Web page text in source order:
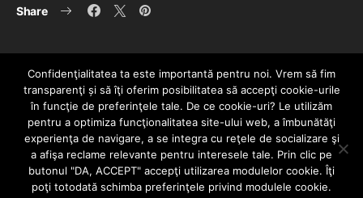
Share
HOME CONTACT POLITICĂ DE CONFIDENȚIALITATE
Since 2005 | Copyright by HIPHOPLIVE
Confidenţialitatea ta este importantă pentru noi. Vrem să fim
transparenţi și să îţi oferim posibilitatea să accepţi cookie-urile
în funcţie de preferinţele tale. De ce cookie-uri? Le utilizăm
pentru a optimiza funcţionalitatea site-ului web, a îmbunătăţi
experienţa de navigare, a se integra cu reţele de socializare şi
a afişa reclame relevante pentru interesele tale. Prin clic pe
butonul "DA, ACCEPT" accepţi utilizarea modulelor cookie. Îţi
poţi totodată schimba preferinţele privind modulele cookie.